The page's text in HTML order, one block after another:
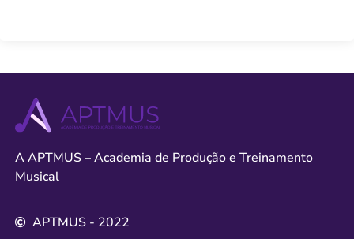
A APTMUS – Academia de Produção e Treinamento
Musical
APTMUS - 2022